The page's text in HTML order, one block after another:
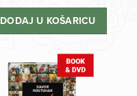
DODAJ U KOŠARICU